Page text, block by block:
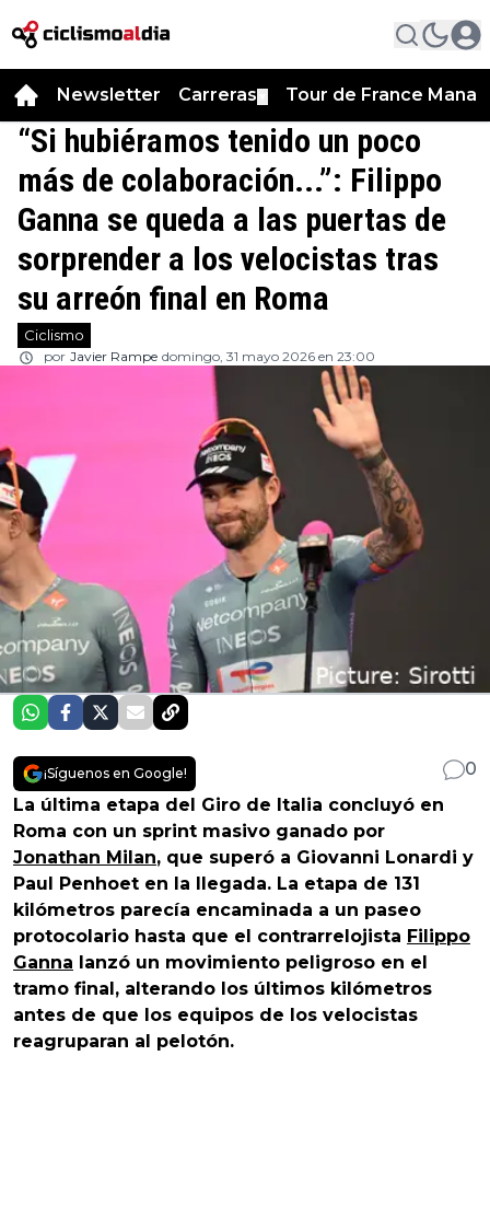
Newsletter Carreras Tour de France
“Si hubiéramos tenido un poco
más de colaboración...”: Filippo
Ganna se queda a las puertas de
sorprender a los velocistas tras
su arreón final en Roma
Ciclismo
por Javier Rampe domingo, 31 mayo 2026 en 23:00
¡Síguenos en Google!
0
La última etapa del Giro de Italia concluyó en
Roma con un sprint masivo ganado por
Jonathan Milan, que superó a Giovanni Lonardi y
Paul Penhoet en la llegada. La etapa de 131
kilómetros parecía encaminada a un paseo
protocolario hasta que el contrarrelojista Filippo
Ganna lanzó un movimiento peligroso en el
tramo final, alterando los últimos kilómetros
antes de que los equipos de los velocistas
reagruparan al pelotón.